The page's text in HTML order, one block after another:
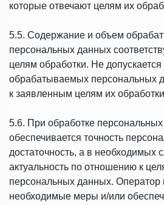
которые отвечают целям их
5.5. Содержание и объем
персональных данных
целям обработки. Не допускается
обрабатываемых персональных
к заявленным целям их
5.6. При обработке
обеспечивается точность
достаточность, а в необходимых
актуальность по отношению к
персональных данных. Оператор
необходимые меры и/или